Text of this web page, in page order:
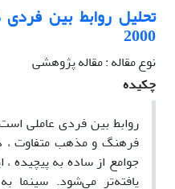
تحلیل روابط بین
2000
نوع مقاله : مقاله پژوهشی
چکیده
روابط بین فردی عاملی
فرهنگ و مذهب متفاوت ،
جوامع از ساده به پیچیده ،
یافته‌تر می‌شود. سینما